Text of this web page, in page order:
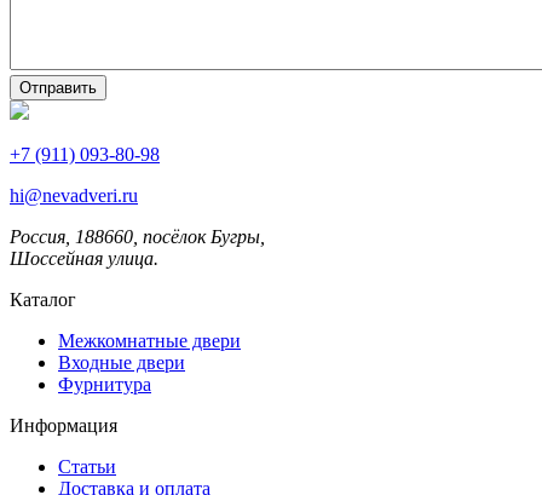
+7 (911) 093-80-98
hi@nevadveri.ru
Россия, 188660, посёлок Бугры,
Шоссейная улица.
Каталог
Межкомнатные двери
Входные двери
Фурнитура
Информация
Статьи
Доставка и оплата